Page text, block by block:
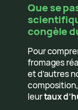
Que se
congèle
Pour
fromages
et d’autres
leurtaux